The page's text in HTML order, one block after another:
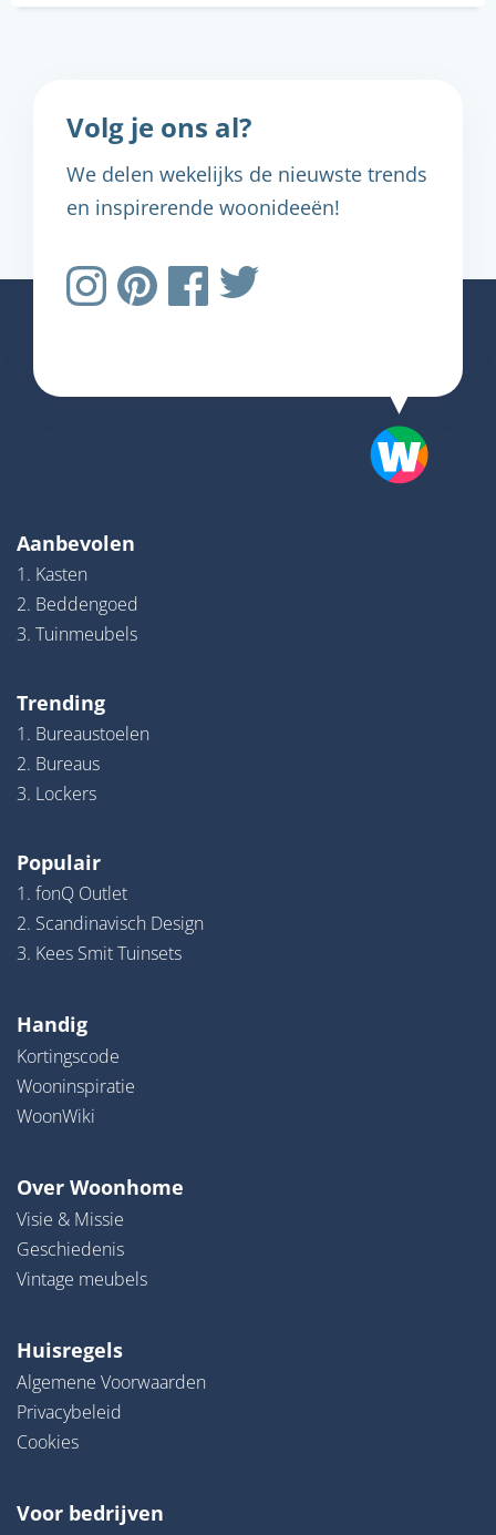
Volg je ons al?
We delen wekelijks de nieuwste trends
en inspirerende woonideeën!
Aanbevolen
1. Kasten
2. Beddengoed
3. Tuinmeubels
Trending
1. Bureaustoelen
2. Bureaus
3. Lockers
Populair
1. fonQ Outlet
2. Scandinavisch Design
3. Kees Smit Tuinsets
Handig
Kortingscode
Wooninspiratie
WoonWiki
Over Woonhome
Visie & Missie
Geschiedenis
Vintage meubels
Huisregels
Algemene Voorwaarden
Privacybeleid
Cookies
Voor bedrijven